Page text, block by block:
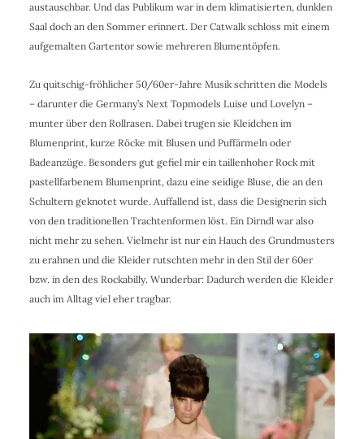
austauschbar. Und das Publikum war in dem klimatisierten, dunklen
Saal doch an den Sommer erinnert. Der Catwalk schloss mit einem
aufgemalten Gartentor sowie mehreren Blumentöpfen.
Zu quitschig-fröhlicher 50/60er-Jahre Musik schritten die Models
– darunter die Germany’s Next Topmodels Luise und Lovelyn –
munter über den Rollrasen. Dabei trugen sie Kleidchen im
Blumenprint, kurze Röcke mit Blusen und Puffärmeln oder
Badeanzüge. Besonders gut gefiel mir ein taillenhoher Rock mit
pastellfarbenem Blumenprint, dazu eine seidige Bluse, die an den
Schultern geknotet wurde. Auffallend ist, dass die Designerin sich
von den traditionellen Trachtenformen löst. Ein Dirndl war also
nicht mehr zu sehen. Vielmehr ist nur ein Hauch des Grundmusters
zu erahnen und die Kleider rutschten mehr in den Stil der 60er
bzw. in den des Rockabilly. Wunderbar: Dadurch werden die Kleider
auch im Alltag viel eher tragbar.